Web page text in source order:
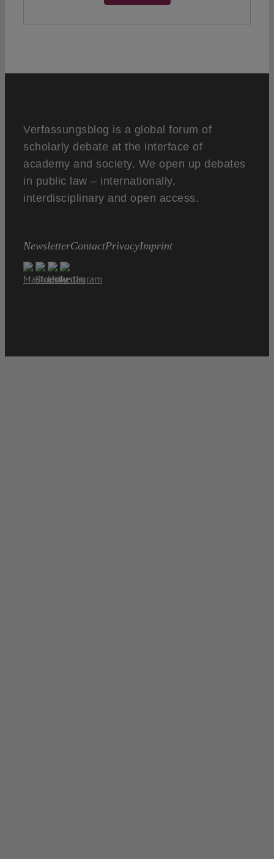
Verfassungsblog is a global forum of
scholarly debate at the interface of
academy and society. We open up debates
in public law – internationally,
interdisciplinary and open access.
NewsletterContactPrivacyImprint